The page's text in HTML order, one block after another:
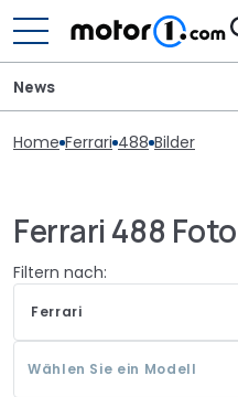
News
Home Ferrari 488 Bilder
Ferrari 488
Filtern nach:
Ferrari
Wählen Sie ein Modell